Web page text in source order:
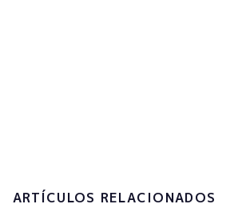
ARTÍCULOS RELACIONADOS